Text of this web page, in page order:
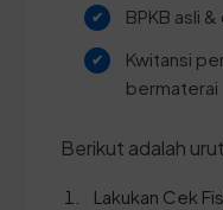
BPKB asli
Kwitansi
bermaterai
Berikut adalah
Lakukan Cek